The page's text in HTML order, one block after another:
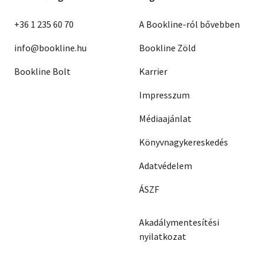
+36 1 235 60 70
info@bookline.hu
Bookline Bolt
A Bookline-ról bővebben
Bookline Zöld
Karrier
Impresszum
Médiaajánlat
Könyvnagykereskedés
Adatvédelem
ÁSZF
Akadálymentesítési
nyilatkozat